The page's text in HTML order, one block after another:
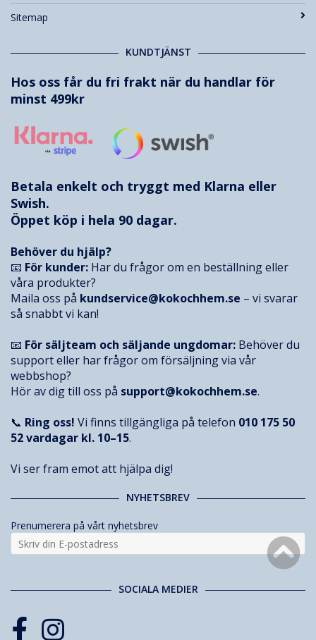
Sitemap
KUNDTJÄNST
Hos oss får du fri frakt när du handlar för
minst 499kr
Betala enkelt och tryggt med Klarna eller
Swish.
Öppet köp i hela 90 dagar.
Behöver du hjälp?
📧 För kunder: Har du frågor om en beställning eller
våra produkter?
Maila oss på kundservice@kokochhem.se – vi svarar
så snabbt vi kan!
📧 För säljteam och säljande ungdomar: Behöver du
support eller har frågor om försäljning via vår
webbshop?
Hör av dig till oss på support@kokochhem.se.
📞 Ring oss! Vi finns tillgängliga på telefon 010 175 50
52vardagar kl. 10–15.
Vi ser fram emot att hjälpa dig!
NYHETSBREV
Prenumerera på vårt nyhetsbrev
SOCIALA MEDIER